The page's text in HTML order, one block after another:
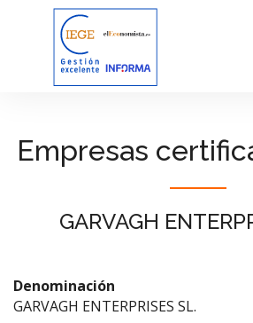
Empresas
GARVAGH
Denominación
GARVAGH ENTERPRISES SL.